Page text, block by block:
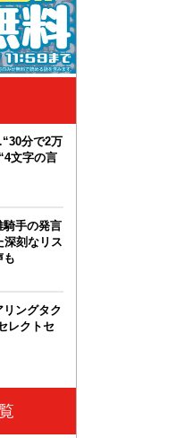
分で2万
文字の言
騎手の発言
刻なリス
も
リングタク
レクトセ